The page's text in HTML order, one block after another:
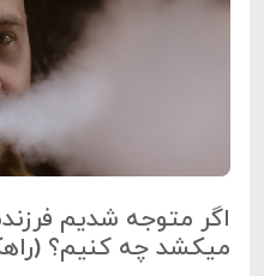
اگر متوجه شدیم
میکشد چه کنیم؟